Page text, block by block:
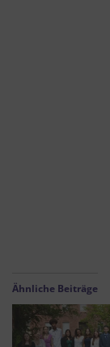
Ähnliche Beiträge